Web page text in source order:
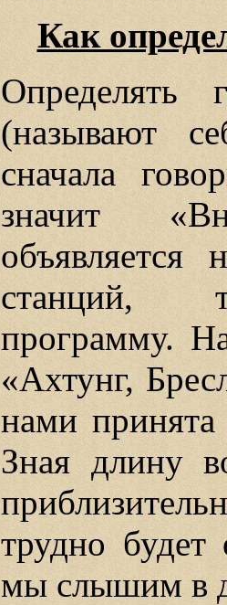
Как
Определять
(называют
сначала
значит
объявляется
станций,
программу.
«Ахтунг,
нами принята
Зная длину
трудно будет
мы слышим в